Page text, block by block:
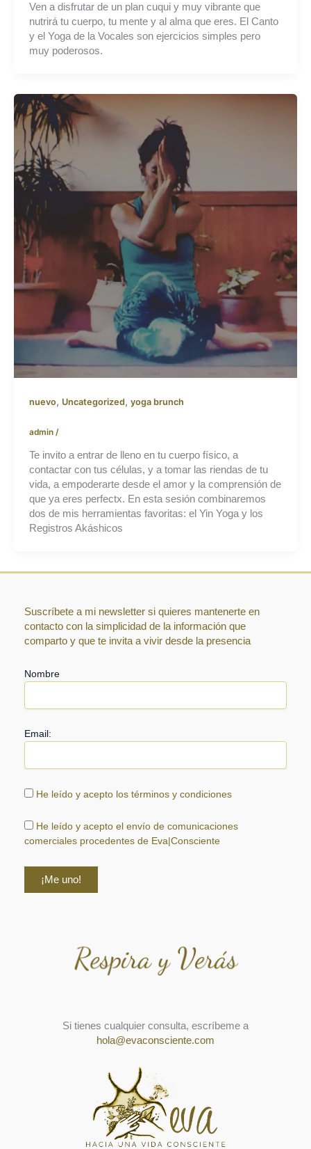
Ven a disfrutar de un plan cuqui y muy vibrante que
nutrirá tu cuerpo, tu mente y al alma que eres. El Canto
y el Yoga de la Vocales son ejercicios simples pero
muy poderosos.
nuevo, Uncategorized, yoga brunch
admin /
Te invito a entrar de lleno en tu cuerpo físico, a
contactar con tus células, y a tomar las riendas de tu
vida, a empoderarte desde el amor y la comprensión de
que ya eres perfectx. En esta sesión combinaremos
dos de mis herramientas favoritas: el Yin Yoga y los
Registros Akáshicos
Suscríbete a mi newsletter si quieres mantenerte en
contacto con la simplicidad de la información que
comparto y que te invita a vivir desde la presencia
Nombre
Email:
He leído y acepto los términos y condiciones
He leído y acepto el envío de comunicaciones
comerciales procedentes de Eva|Consciente
Si tienes cualquier consulta, escríbeme a
hola@evaconsciente.com